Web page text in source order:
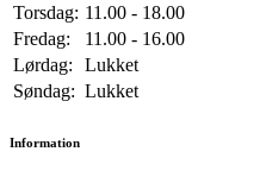
Torsdag: 11.00 - 18.00
Fredag:
11.00 - 16.00
Lørdag:
Lukket
Søndag: Lukket
Information